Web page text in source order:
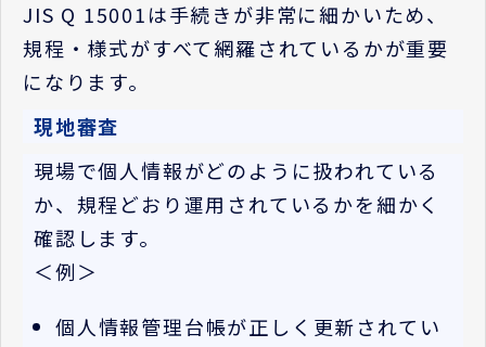
JIS Q 15001は手続きが非常に細かいため、
規程・様式がすべて網羅されているかが重要
になります。
現地審査
現場で個人情報がどのように扱われている
か、規程どおり運用されているかを細かく
確認します。
＜例＞
個人情報管理台帳が正しく更新されてい